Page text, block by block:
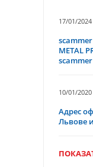
17/01/2024
scammer
METAL
scammer
10/01/2020
Адрес
Львове